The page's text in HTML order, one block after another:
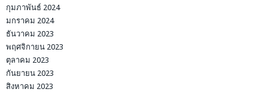
กุมภาพันธ์ 2024
มกราคม 2024
ธันวาคม 2023
พฤศจิกายน 2023
ตุลาคม 2023
กันยายน 2023
สิงหาคม 2023